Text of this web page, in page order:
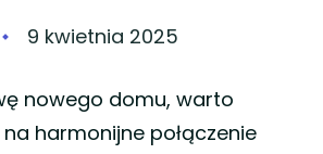
9 kwietnia 2025
nowego domu, warto
harmonijne połączenie